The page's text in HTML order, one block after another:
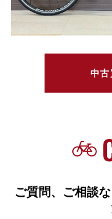
中
ご質問、ご相談